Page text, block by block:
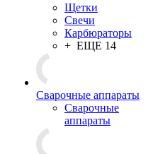
Щетки
Свечи
Карбюраторы
+ ЕЩЕ 14
Сварочные аппараты
Сварочные
аппараты